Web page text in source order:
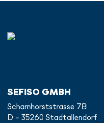
SEFISO GMBH
Scharnhorststrasse 7B
D - 35260 Stadtallendorf